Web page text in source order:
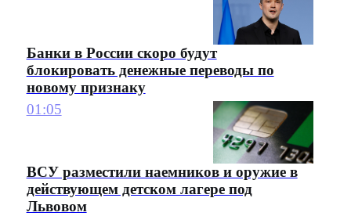
Банки в России скоро будут
блокировать денежные переводы по
новому признаку
01:05
ВСУ разместили наемников и оружие в
действующем детском лагере под
Львовом